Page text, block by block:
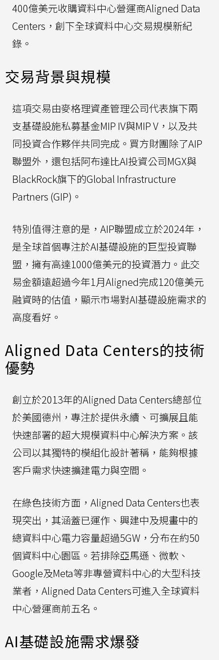
400億美元收購資料中心營運商Aligned Data
Centers，創下全球資料中心交易規模新紀
錄。
交易背景與規模
這項交易由麥格理資產管理公司代表旗下兩
支基礎設施私募基金MIP IV與MIP V，以及共
同投資合作夥伴共同完成。買方財團除了AIP
聯盟外，還包括阿布達比AI投資公司MGX與
BlackRock旗下的Global Infrastructure
Partners (GIP)。
特別值得注意的是，AIP聯盟成立於2024年，
是全球首個專注於AI基礎設施的巨型投資聯
盟，擁有高達1000億美元的投資潛力。此交
易金額遠超過今年1月Aligned完成120億美元
融資時的估值，顯示市場對AI基礎設施需求的
高度看好。
Aligned Data Centers的技術
優勢
創立於2013年的Aligned Data Centers總部位
於美國德州，專注於提供永續、可擴展且能
快速部署的超大規模資料中心解決方案。該
公司以其獨特的模組化設計著稱，能夠根據
客戶需求快速擴建電力與空間。
在綠色技術方面，Aligned Data Centers也表
現突出，其涵蓋已運作、興建中及規畫中的
總資料中心電力容量超過5GW，分布在約50
個資料中心園區。若排除亞馬遜、微軟、
Google及Meta等非專營資料中心的大型科技
業者，Aligned Data Centers可進入全球資料
中心營運商前五名。
AI基礎設施需求爆發